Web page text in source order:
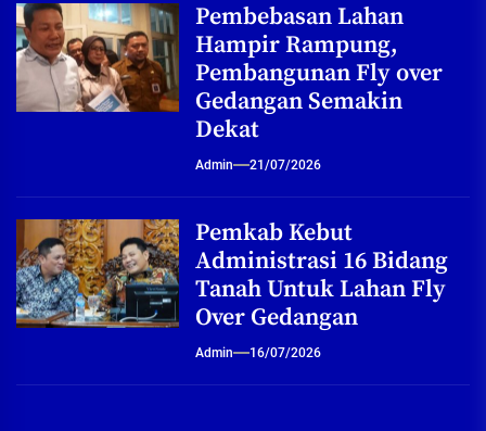
Pembebasan Lahan
Hampir Rampung,
Pembangunan Fly over
Gedangan Semakin
Dekat
Admin 21/07/2026
Pemkab Kebut
Administrasi 16 Bidang
Tanah Untuk Lahan Fly
Over Gedangan
Admin 16/07/2026